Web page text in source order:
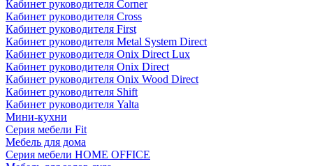
Кабинет руководителя Corner
Кабинет руководителя Cross
Кабинет руководителя First
Кабинет руководителя Metal System Direct
Кабинет руководителя Onix Direct Lux
Кабинет руководителя Onix Direct
Кабинет руководителя Onix Wood Direct
Кабинет руководителя Shift
Кабинет руководителя Yalta
Мини-кухни
Серия мебели Fit
Мебель для дома
Серия мебели HOME OFFICE